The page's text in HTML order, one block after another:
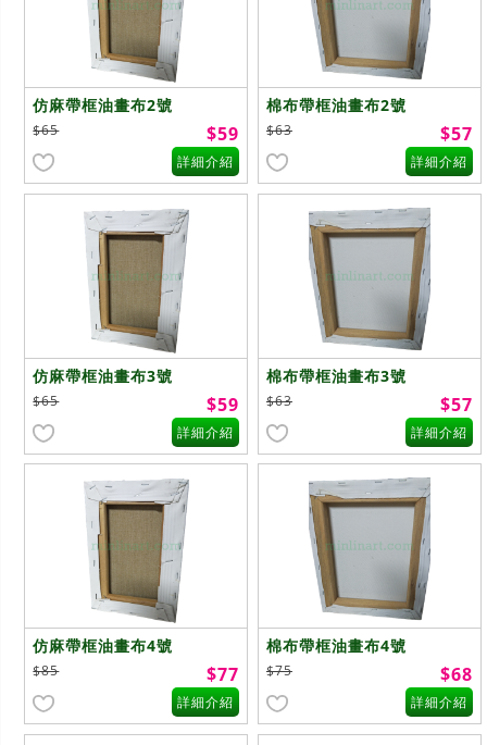
仿麻帶框油畫布2號
$65 $59
詳細介紹
棉布帶框油畫布2號
$63 $57
詳細介紹
仿麻帶框油畫布3號
$65 $59
詳細介紹
棉布帶框油畫布3號
$63 $57
詳細介紹
仿麻帶框油畫布4號
$85 $77
詳細介紹
棉布帶框油畫布4號
$75 $68
詳細介紹